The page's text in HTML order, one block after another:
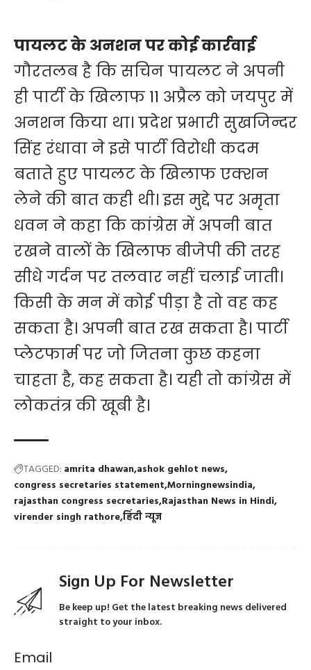
पायलट के अनशन पर कोई कार्रवाई
गौरतलब है कि सचिन पायलट ने अपनी
ही पार्टी के खिलाफ 11 अप्रैल को जयपुर में
अनशन किया था। प्रदेश प्रभारी सुखजिन्दर
सिंह रंधावा ने इसे पार्टी विरोधी कदम
बताते हुए पायलट के खिलाफ एक्शन
लेने की बात कही थी। इस मुद्दे पर अमृता
धवन ने कहा कि कांग्रेस में अपनी बात
रखने वालों के खिलाफ बीजेपी की तरह
सीधे गर्दन पर तलवार नहीं चलाई जाती।
किसी के मन में कोई पीड़ा है तो वह कह
सकता है। अपनी बात रख सकता है। पार्टी
प्लेटफार्म पर जो जितना कुछ कहना
चाहता है, कह सकता है। यही तो कांग्रेस में
लोकतंत्र की खूबी है।
TAGGED: amrita dhawan ashok gehlot news
congress secretaries statement Morningnewsindia
rajasthan congress secretaries Rajasthan News in Hindi
virender singh rathoreहिंदी न्यूज
Sign Up For Newsletter
Be keep up! Get the latest breaking news delivered
straight to your inbox.
Email